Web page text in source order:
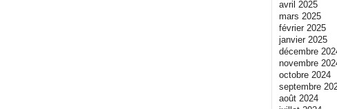
avril 2025
mars 2025
février 2025
janvier 2025
décembre
novembre
octobre 2024
septembre
août 2024